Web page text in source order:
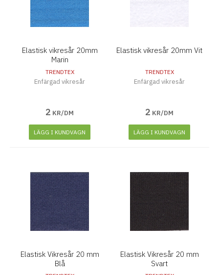
Elastisk vikresår 20mm
Marin
TRENDTEX
Enfärgad vikresår
2 KR/DM
LÄGG I KUNDVAGN
Elastisk vikresår 20mm Vit
TRENDTEX
Enfärgad vikresår
2 KR/DM
LÄGG I KUNDVAGN
Elastisk Vikresår 20 mm
Blå
Elastisk Vikresår 20 mm
Svart